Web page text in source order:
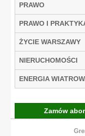
PRAWO
PRAWO I
ŻYCIE WARSZAWY
NIERUCHOMOŚCI
ENERGIA
Zamów